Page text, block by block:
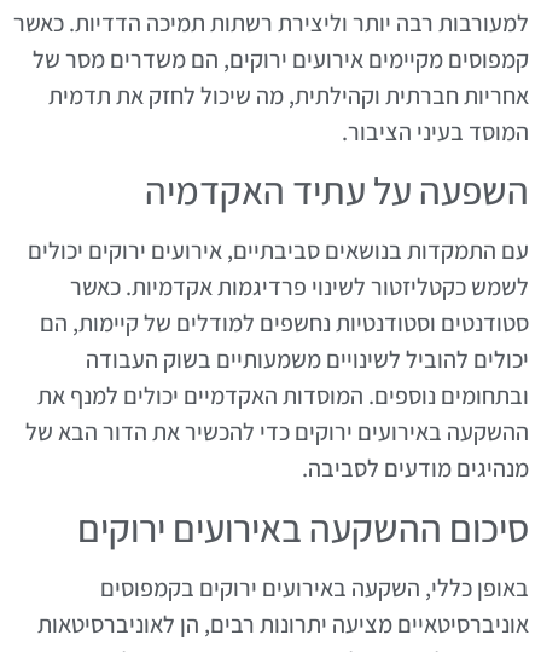
למעורבות רבה יותר וליצירת רשתות תמיכה הדדיות. כאשר
קמפוסים מקיימים אירועים ירוקים, הם משדרים מסר של
אחריות חברתית וקהילתית, מה שיכול לחזק את תדמית
המוסד בעיני הציבור.
השפעה על עתיד האקדמיה
עם התמקדות בנושאים סביבתיים, אירועים ירוקים יכולים
לשמש כקטליזטור לשינוי פרדיגמות אקדמיות. כאשר
סטודנטים וסטודנטיות נחשפים למודלים של קיימות, הם
יכולים להוביל לשינויים משמעותיים בשוק העבודה
ובתחומים נוספים. המוסדות האקדמיים יכולים למנף את
ההשקעה באירועים ירוקים כדי להכשיר את הדור הבא של
מנהיגים מודעים לסביבה.
סיכום ההשקעה באירועים ירוקים
באופן כללי, השקעה באירועים ירוקים בקמפוסים
אוניברסיטאיים מציעה יתרונות רבים, הן לאוניברסיטאות